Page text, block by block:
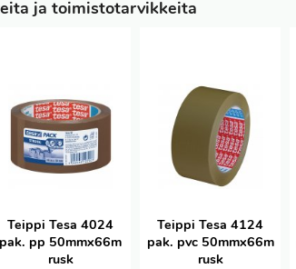
ja toimistotarvikkeita
Teippi Tesa 4024
pak. pp 50mmx66m
rusk
Teippi Tesa 4124
pak. pvc 50mmx66m
rusk